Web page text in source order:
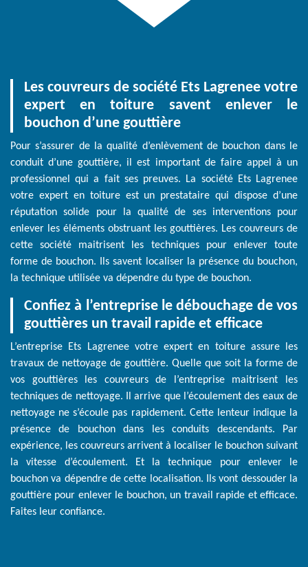
Les couvreurs de société Ets Lagrenee votre
expert en toiture savent enlever le
bouchon d’une gouttière
Pour s’assurer de la qualité d’enlèvement de bouchon dans le
conduit d’une gouttière, il est important de faire appel à un
professionnel qui a fait ses preuves. La société Ets Lagrenee
votre expert en toiture est un prestataire qui dispose d’une
réputation solide pour la qualité de ses interventions pour
enlever les éléments obstruant les gouttières. Les couvreurs de
cette société maitrisent les techniques pour enlever toute
forme de bouchon. Ils savent localiser la présence du bouchon,
la technique utilisée va dépendre du type de bouchon.
Confiez à l’entreprise le débouchage de vos
gouttières un travail rapide et efficace
L’entreprise Ets Lagrenee votre expert en toiture assure les
travaux de nettoyage de gouttière. Quelle que soit la forme de
vos gouttières les couvreurs de l’entreprise maitrisent les
techniques de nettoyage. Il arrive que l’écoulement des eaux de
nettoyage ne s’écoule pas rapidement. Cette lenteur indique la
présence de bouchon dans les conduits descendants. Par
expérience, les couvreurs arrivent à localiser le bouchon suivant
la vitesse d’écoulement. Et la technique pour enlever le
bouchon va dépendre de cette localisation. Ils vont dessouder la
gouttière pour enlever le bouchon, un travail rapide et efficace.
Faites leur confiance.